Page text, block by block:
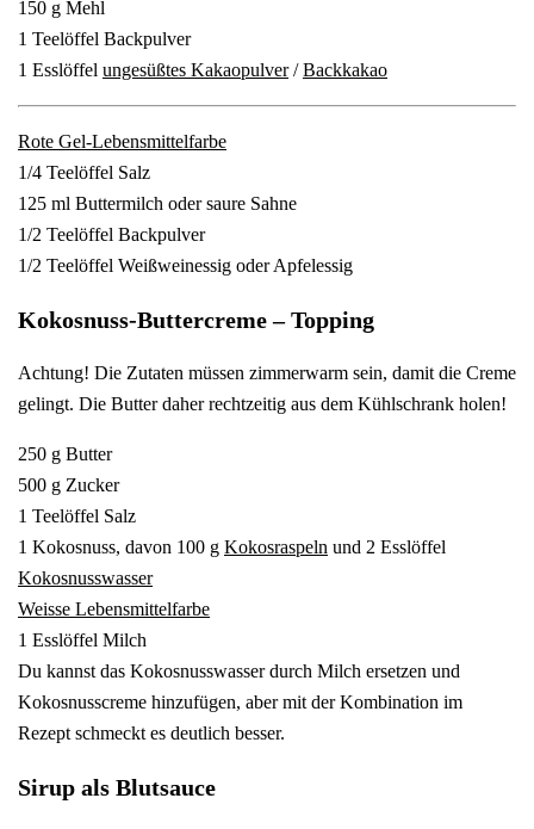
150 g Mehl
1 Teelöffel Backpulver
1 Esslöffel ungesüßtes Kakaopulver/Backkakao
Rote Gel-Lebensmittelfarbe
1/4 Teelöffel Salz
125 ml Buttermilch oder saure Sahne
1/2 Teelöffel Backpulver
1/2 Teelöffel Weißweinessig oder Apfelessig
Kokosnuss-Buttercreme – Topping
Achtung! Die Zutaten müssen zimmerwarm sein, damit die Creme
gelingt. Die Butter daher rechtzeitig aus dem Kühlschrank holen!
250 g Butter
500 g Zucker
1 Teelöffel Salz
1 Kokosnuss, davon 100 g Kokosraspeln und 2 Esslöffel
Kokosnusswasser
Weisse Lebensmittelfarbe
1 Esslöffel Milch
Du kannst das Kokosnusswasser durch Milch ersetzen und
Kokosnusscreme hinzufügen, aber mit der Kombination im
Rezept schmeckt es deutlich besser.
Sirup als Blutsauce